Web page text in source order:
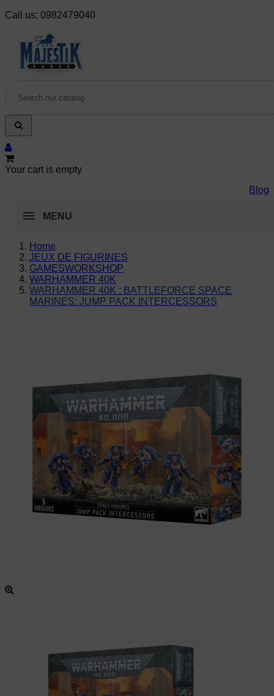
Call us: 0982479040
Your cart is empty
Blog
MENU
Home
JEUX DE FIGURINES
GAMESWORKSHOP
WARHAMMER 40K
WARHAMMER 40K : BATTLEFORCE SPACE
MARINES: JUMP PACK INTERCESSORS